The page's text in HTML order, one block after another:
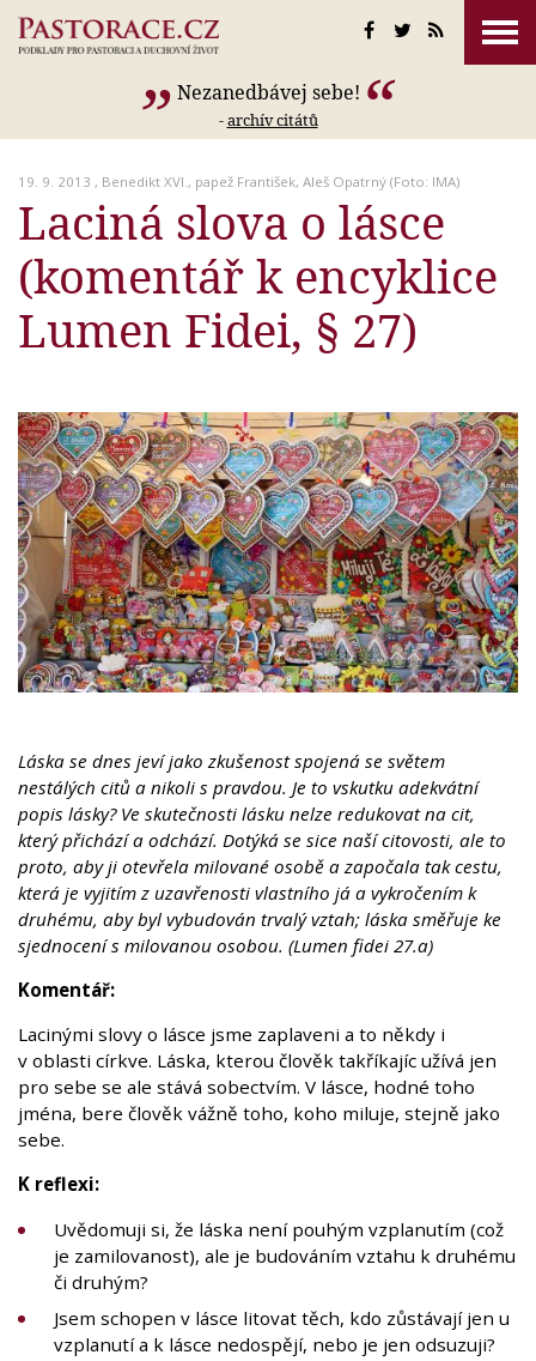
Nezanedbávej sebe!
-archív citátů
19. 9. 2013 , Benedikt XVI., papež František, Aleš Opatrný (Foto: IMA)
Laciná slova o lásce
(komentář k encyklice
Lumen Fidei, § 27)
Láska se dnes jeví jako zkušenost spojená se světem
nestálých citů a nikoli s pravdou. Je to vskutku adekvátní
popis lásky? Ve skutečnosti lásku nelze redukovat na cit,
který přichází a odchází. Dotýká se sice naší citovosti, ale to
proto, aby ji otevřela milované osobě a započala tak cestu,
která je vyjitím z uzavřenosti vlastního já a vykročením k
druhému, aby byl vybudován trvalý vztah; láska směřuje ke
sjednocení s milovanou osobou. (Lumen fidei 27.a)
Komentář:
Lacinými slovy o lásce jsme zaplaveni a to někdy i
v oblasti církve. Láska, kterou člověk takříkajíc užívá jen
pro sebe se ale stává sobectvím. V lásce, hodné toho
jména, bere člověk vážně toho, koho miluje, stejně jako
sebe.
K reflexi:
Uvědomuji si, že láska není pouhým vzplanutím (což
je zamilovanost), ale je budováním vztahu k druhému
či druhým?
Jsem schopen v lásce litovat těch, kdo zůstávají jen u
vzplanutí a k lásce nedospějí, nebo je jen odsuzuji?